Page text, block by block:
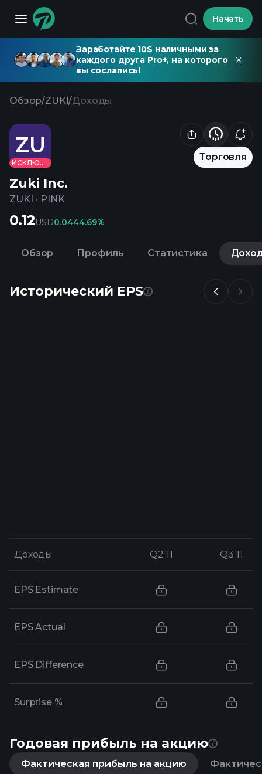
Начать
Заработайте 10$ наличными за
каждого друга Pro+, на которого
вы сослались!
Обзор/ZUKI/Доходы
ZU
ИСКЛЮЧЕНО
Торговля
Zuki Inc.
ZUKI · PINK
0.12USD0.0444.69%
Обзор Профиль Статистика
Исторический EPS
Доходы Q2 11 Q3 11
Доходы Q2 11 Q3 11
EPS Estimate
EPS Actual
EPS Difference
Surprise %
Годовая прибыль на акцию
Фактическая прибыль на акцию